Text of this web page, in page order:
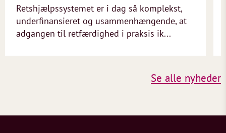
Retshjælpssystemet er i dag så komplekst,
underfinansieret og usammenhængende, at
adgangen til retfærdighed i praksis ik...
Se alle nyheder